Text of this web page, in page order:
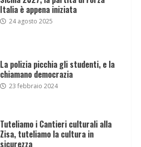
Italia è appena iniziata
24 agosto 2025
La polizia picchia gli studenti, e la
chiamano democrazia
23 febbraio 2024
Tuteliamo i Cantieri culturali alla
Zisa, tuteliamo la cultura in
sicurezza